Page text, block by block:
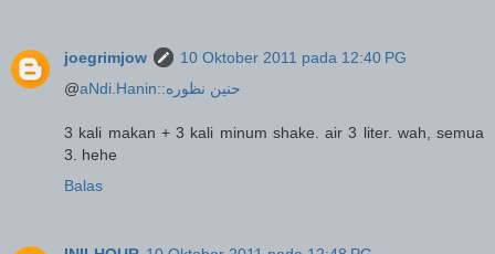
joegrimjow
10 Oktober 2011 pada 12:40 PG
@
aNdi.Hanin::حنين نظوره
3 kali makan + 3 kali minum shake. air 3 liter. wah, semua
3. hehe
Balas